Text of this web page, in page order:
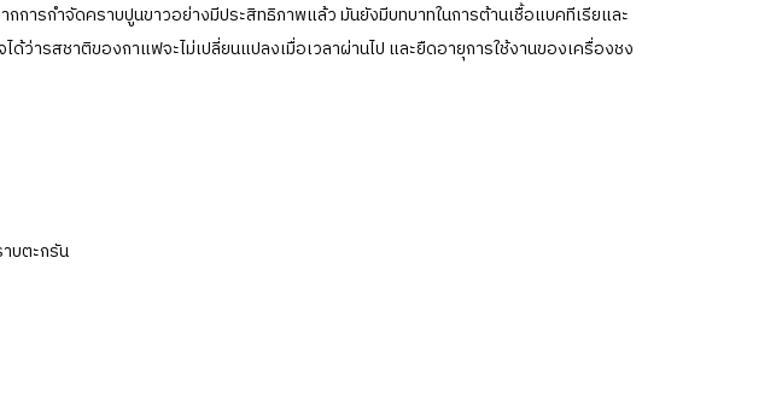
การกำจัดคราบปูนขาวอย่างมีประสิทธิภาพแล้ว มันยังมีบทบาทในการต้านเชื้อแบคทีเรียและ
ารสชาติของกาแฟจะไม่เปลี่ยนแปลงเมื่อเวลาผ่านไป และยืดอายุการใช้งานของเครื่องชง
บตะกรัน